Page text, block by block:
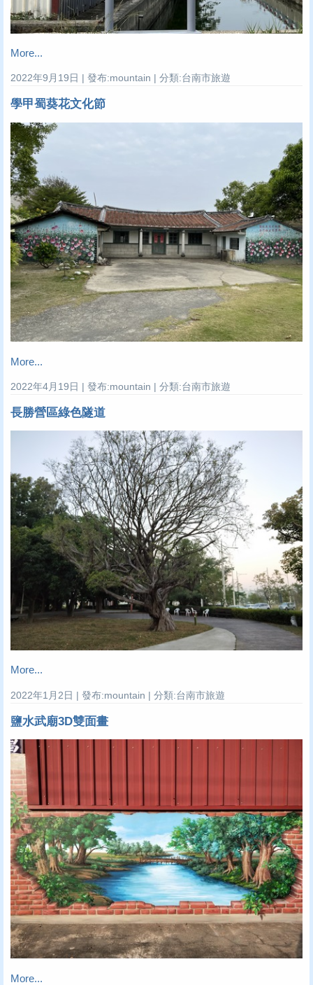
More...
2022年9月19日 | 發布:mountain | 分類:台南市旅遊
學甲蜀葵花文化節
More...
2022年4月19日 | 發布:mountain | 分類:台南市旅遊
長勝營區綠色隧道
More...
2022年1月2日 | 發布:mountain | 分類:台南市旅遊
鹽水武廟3D雙面畫
More...